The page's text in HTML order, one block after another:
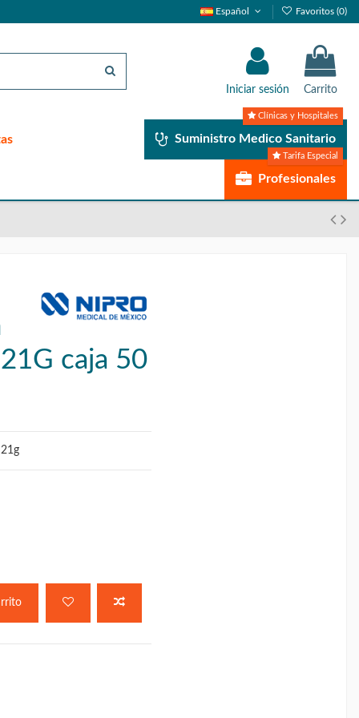
Español Favoritos (0)
Iniciar sesión Carrito
Suministro Medico Sanitario
Clínicas y Hospitales
Profesionales
Tarifa Especial
caja 50